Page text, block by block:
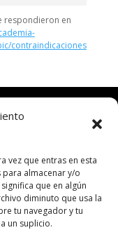
vez que entras en esta
almacenar y/o
que en algún
diminuto que usa la
tu navegador y tu
un suplicio.
respondieron en
contraindicaciones-